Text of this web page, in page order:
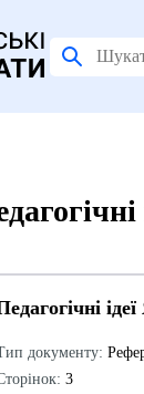
документу:
3